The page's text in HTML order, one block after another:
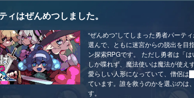
ィはぜんめつしました。
“ぜんめつ”してしまった勇者パーテ
選んで、ともに迷宮からの脱出を目
ン探索RPGです。 ただし勇者は「は
しか喋れず、魔法使いは魔法が使え
愛らしい人形になっていて、僧侶は
ています。誰を救うのかを選ぶのは
す。